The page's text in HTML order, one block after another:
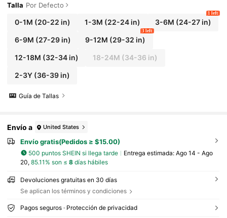
Talla Por Defecto
0-1M (20-22 in) 1-3M (22-24 in) 3-6M (24-27 in)
1 left
6-9M (27-29 in) 9-12M (29-32 in)
3 left
12-18M (32-34 in) 18-24M (34-36 in)
2-3Y(36-39 in)
Guía de Tallas
Envío a United States
Envío gratis(Pedidos ≥ $15.00)
500 puntos SHEIN si llega tarde Entrega estimada: Ago 14 - Ago
20, 85.11% son ≤ 8días hábiles
Devoluciones gratuitas en 30 días
Se aplican los términos y condiciones
Pagos seguros · Protección de privacidad